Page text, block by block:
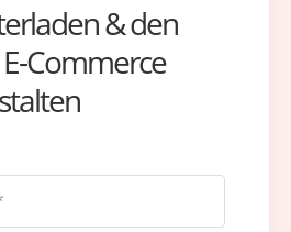
& den
Commerce